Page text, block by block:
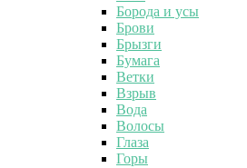
Борода и усы
Брови
Брызги
Бумага
Ветки
Взрыв
Вода
Волосы
Глаза
Горы